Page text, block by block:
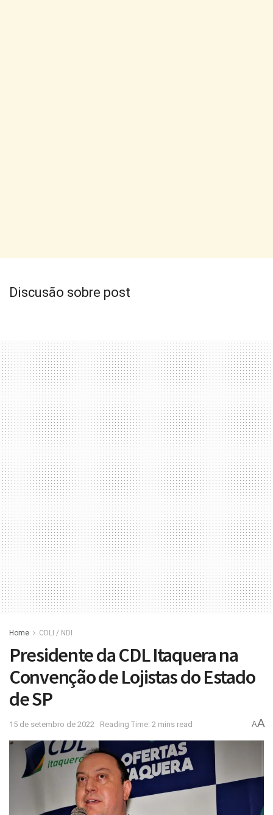
Discusão sobre post
Home CDLI / NDI
Presidente da CDL Itaquera na
Convenção de Lojistas do Estado
de SP
15 de setembro de 2022 Reading Time: 2 mins read AA